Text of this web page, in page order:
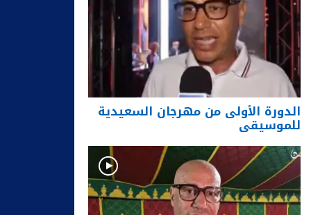
الدورة الأولى من مهرجان السعيدية
للموسيقى